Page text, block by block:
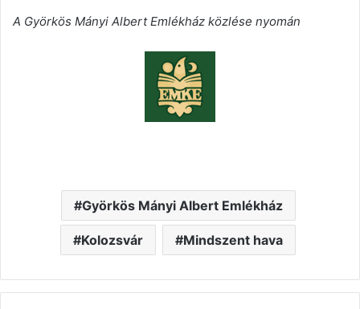
A Györkös Mányi Albert Emlékház közlése nyomán
Györkös Mányi Albert Emlékház
Kolozsvár Mindszent hava